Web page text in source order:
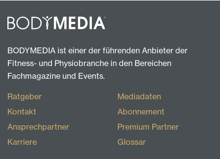
BODYMEDIA ist einer der führenden Anbieter der
Fitness- und Physiobranche in den Bereichen
Fachmagazine und Events.
Ratgeber
Kontakt
Ansprechpartner
Karriere
Mediadaten
Abonnement
Premium Partner
Glossar